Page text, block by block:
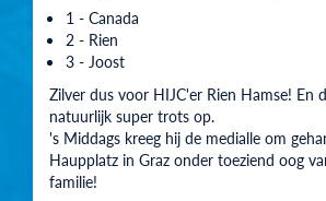
1 - Canada
2 - Rien
3 - Joost
Zilver dus voor HIJC'er Rien Hamse! En
natuurlijk super trots op.
's Middags kreeg hij de medialle om
Haupplatz in Graz onder toeziend oog
familie!